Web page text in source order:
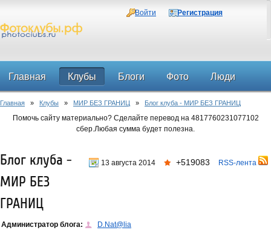
Войти Регистрация
Главная Клубы Блоги Фото Люди
Форум
Главная » Клубы » МИР БЕЗ ГРАНИЦ » Блог клуба - МИР БЕЗ ГРАНИЦ
Помочь сайту материально? Сделайте перевод на 4817760231077102
сбер.Любая сумма будет полезна.
13 августа 2014 +519083 RSS-лента
Блог клуба -
МИР БЕЗ
ГРАНИЦ
Администратор блога:
D.Nat@lia